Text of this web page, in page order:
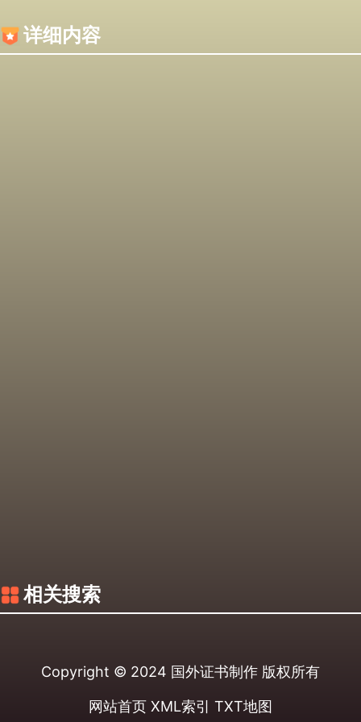
详细内容
相关搜索
Copyright © 2024 国外证书制作 版权所有
网站首页 XML索引 TXT地图